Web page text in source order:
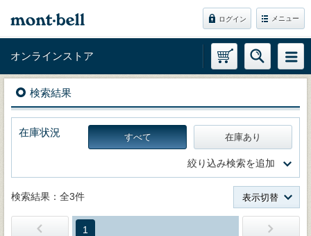
ログイン メニュー
オンラインストア
検索結果
在庫状況 すべて 在庫あり
絞り込み検索を追加
検索結果：全3件 表示切替
1